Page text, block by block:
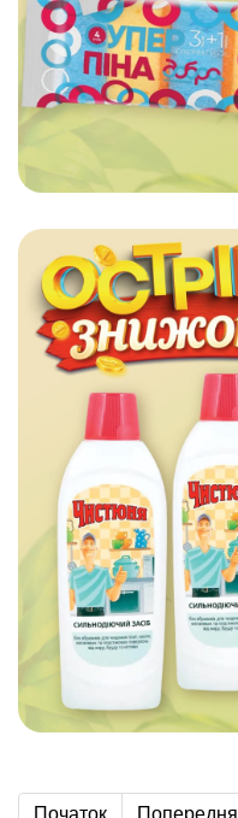
Початок Попередня